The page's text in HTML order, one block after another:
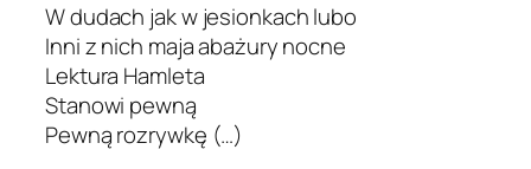
W dudach jak w jesionkach lubo
Inni z nich maja abażury nocne
Lektura Hamleta
Stanowi pewną
Pewną rozrywkę (…)